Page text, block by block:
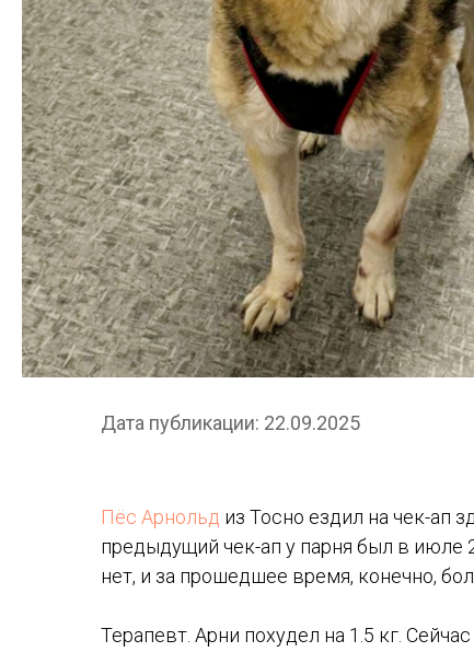
Дата публикации: 22.09.2025
Пёс Арнольд из Тосно ездил на чек-ап
предыдущий чек-ап у парня был в июле
нет, и за прошедшее время, конечно,
Терапевт. Арни похудел на 1.5 кг.